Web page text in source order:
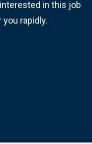
in this job
rapidly.